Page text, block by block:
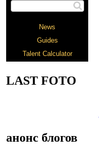
LAST FOTO
анонс блогов